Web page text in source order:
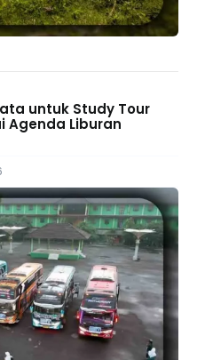
untuk Study Tour
Agenda Liburan